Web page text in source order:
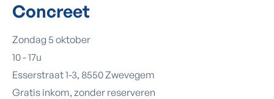
Concreet
Zondag 5 oktober
10 - 17u
Esserstraat 1-3, 8550 Zwevegem
Gratis inkom, zonder reserveren